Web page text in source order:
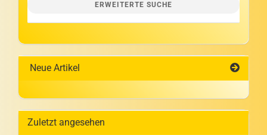
ERWEITERTE SUCHE
Neue Artikel
Zuletzt angesehen